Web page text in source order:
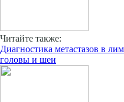
Читайте также:
Диагностика метастазов в
головы и шеи